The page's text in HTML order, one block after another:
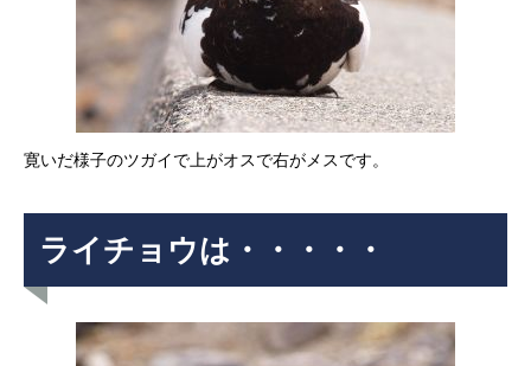
寛いだ様子のツガイで上がオスで右がメスです。
ライチョウは・・・・・